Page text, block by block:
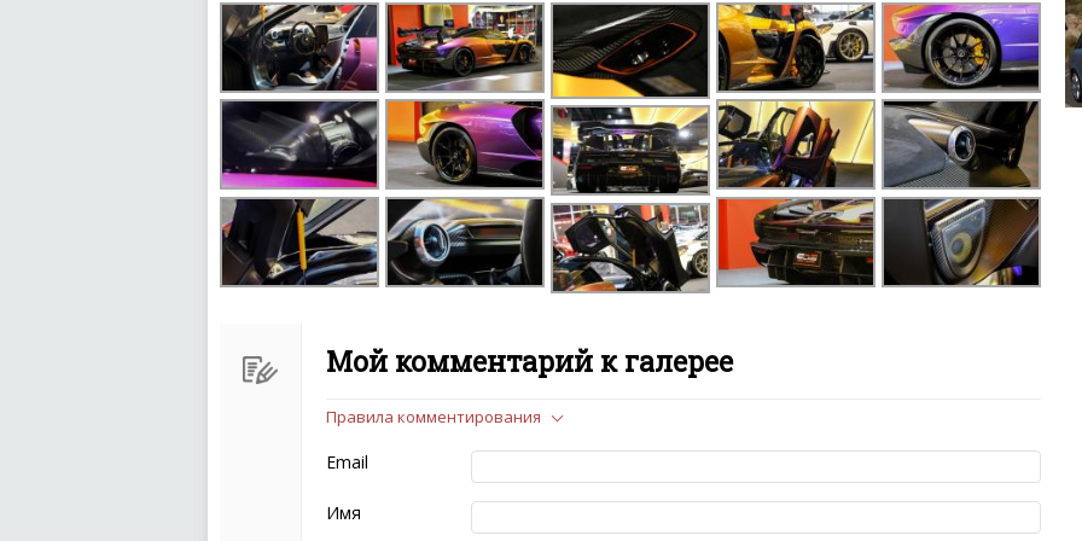
Мой комментарий к галерее
Чтобы ваш комментарий был опубликован на сайте, вам нужно придерживаться
следующих правил:
Комментарий не может быть слишком короткой — избегайте односложных и чисто
эмоциональных высказываний.
Не стоит отклоняться от предмета обсуждения.
Правила комментирования
Email
Имя